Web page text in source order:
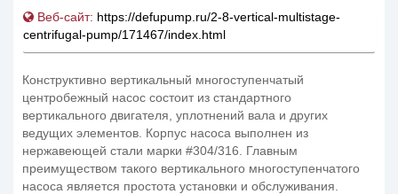
Веб-сайт: https://defupump.ru/2-8-vertical-multistage-
centrifugal-pump/171467/index.html
Конструктивно вертикальный многоступенчатый
центробежный насос состоит из стандартного
вертикального двигателя, уплотнений вала и других
ведущих элементов. Корпус насоса выполнен из
нержавеющей стали марки #304/316. Главным
преимуществом такого вертикального многоступенчатого
насоса является простота установки и обслуживания.